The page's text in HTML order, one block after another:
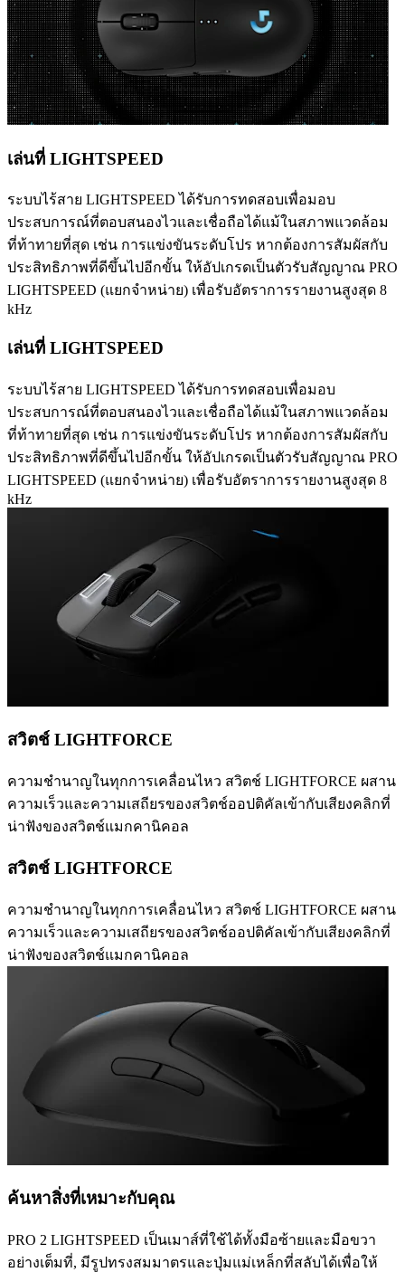
เล่นที่ LIGHTSPEED
ระบบไร้สาย LIGHTSPEED ได้รับการทดสอบเพื่อมอบ
ประสบการณ์ที่ตอบสนองไวและเชื่อถือได้แม้ในสภาพแวดล้อม
ที่ท้าทายที่สุด เช่น การแข่งขันระดับโปร หากต้องการสัมผัสกับ
ประสิทธิภาพที่ดีขึ้นไปอีกขั้น ให้อัปเกรดเป็นตัวรับสัญญาณ PRO
LIGHTSPEED (แยกจำหน่าย) เพื่อรับอัตราการรายงานสูงสุด 8
kHz
เล่นที่ LIGHTSPEED
ระบบไร้สาย LIGHTSPEED ได้รับการทดสอบเพื่อมอบ
ประสบการณ์ที่ตอบสนองไวและเชื่อถือได้แม้ในสภาพแวดล้อม
ที่ท้าทายที่สุด เช่น การแข่งขันระดับโปร หากต้องการสัมผัสกับ
ประสิทธิภาพที่ดีขึ้นไปอีกขั้น ให้อัปเกรดเป็นตัวรับสัญญาณ PRO
LIGHTSPEED (แยกจำหน่าย) เพื่อรับอัตราการรายงานสูงสุด 8
kHz
สวิตช์ LIGHTFORCE
ความชำนาญในทุกการเคลื่อนไหว สวิตช์ LIGHTFORCE ผสาน
ความเร็วและความเสถียรของสวิตช์ออปติคัลเข้ากับเสียงคลิกที่
น่าฟังของสวิตช์แมกคานิคอล
สวิตช์ LIGHTFORCE
ความชำนาญในทุกการเคลื่อนไหว สวิตช์ LIGHTFORCE ผสาน
ความเร็วและความเสถียรของสวิตช์ออปติคัลเข้ากับเสียงคลิกที่
น่าฟังของสวิตช์แมกคานิคอล
ค้นหาสิ่งที่เหมาะกับคุณ
PRO 2 LIGHTSPEED เป็นเมาส์ที่ใช้ได้ทั้งมือซ้ายและมือขวา
อย่างเต็มที่, มีรูปทรงสมมาตรและปุ่มแม่เหล็กที่สลับได้เพื่อให้